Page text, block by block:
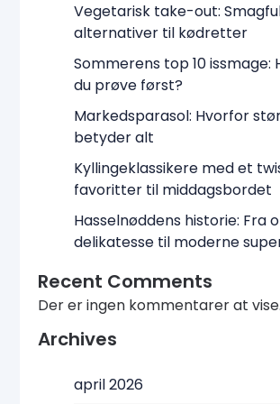
Vegetarisk take-out:
alternativer til kødretter
Sommerens top 10 issmage:
du prøve først?
Markedsparasol: Hvorfor
betyder alt
Kyllingeklassikere med et
favoritter til middagsbordet
Hasselnøddens historie: Fra
delikatesse til moderne
Recent Comments
Der er ingen kommentarer at vise.
Archives
april 2026